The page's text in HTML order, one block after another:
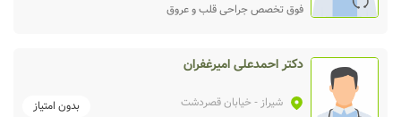
فوق تخصص جراحی قلب و عروق
دکتر احمدعلی امیرغفران
شیراز - خیابان قصردشت بدون امتیاز